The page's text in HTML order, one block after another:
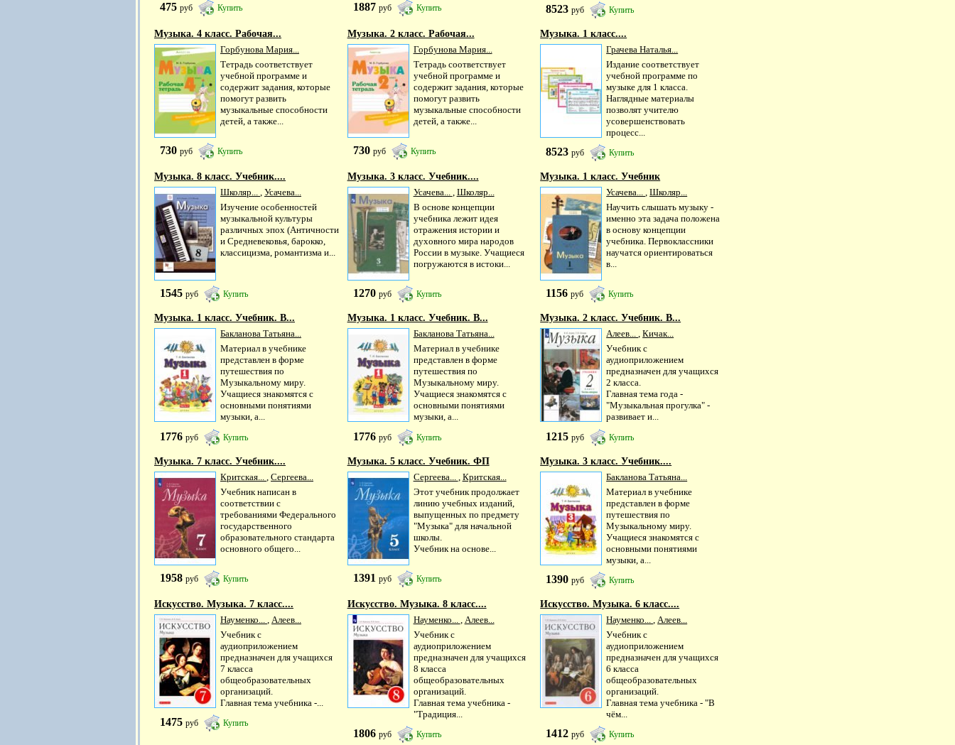
475 руб Купить 1887 руб Купить 8523руб Купить
Музыка. 4 класс. Рабочая...
Горбунова Мария...
Тетрадь соответствует
учебной программе и
содержит задания, которые
помогут развить
музыкальные способности
детей, а также...
730 руб Купить
Музыка. 2 класс. Рабочая...
Горбунова Мария...
Тетрадь соответствует
учебной программе и
содержит задания, которые
помогут развить
музыкальные способности
детей, а также...
730 руб Купить
Музыка. 1 класс....
Грачева Наталья...
Издание соответствует
учебной программе по
музыке для 1 класса.
Наглядные материалы
позволят учителю
усовершенствовать
процесс...
8523руб Купить
Музыка. 8 класс. Учебник....
Школяр... , Усачева...
Изучение особенностей
музыкальной культуры
различных эпох (Античности
и Средневековья, барокко,
классицизма, романтизма и...
1545 руб Купить
Музыка. 3 класс. Учебник....
Усачева... , Школяр...
В основе концепции
учебника лежит идея
отражения истории и
духовного мира народов
России в музыке. Учащиеся
погружаются в истоки...
1270 руб Купить
Музыка. 1 класс. Учебник
Усачева...,Школяр...
Научить слышать музыку -
именно эта задача положена
в основу концепции
учебника. Первоклассники
научатся ориентироваться
в...
1156руб Купить
Музыка. 1 класс. Учебник. В...
Бакланова Татьяна...
Материал в учебнике
представлен в форме
путешествия по
Музыкальному миру.
Учащиеся знакомятся с
основными понятиями
музыки, а...
1776 руб Купить
Музыка. 1 класс. Учебник. В...
Бакланова Татьяна...
Материал в учебнике
представлен в форме
путешествия по
Музыкальному миру.
Учащиеся знакомятся с
основными понятиями
музыки, а...
1776 руб Купить
Музыка. 2 класс. Учебник. В...
Алеев...,Кичак...
Учебник с
аудиоприложением
предназначен для учащихся
2 класса.
Главная тема года -
"Музыкальная прогулка" -
развивает и...
1215руб Купить
Музыка. 7 класс. Учебник....
Критская...
Сергеева...
Учебник написан в
соответствии с
требованиями Федерального
государственного
образовательного стандарта
основного общего...
1958 руб Купить
Музыка. 5 класс. Учебник. ФП
Сергеева...
Критская...
Этот учебник продолжает
линию учебных изданий,
выпущенных по предмету
"Музыка" для начальной
школы.
Учебник на основе...
1391 руб Купить
Музыка. 3 класс. Учебник....
Бакланова Татьяна...
Материал в учебнике
представлен в форме
путешествия по
Музыкальному миру.
Учащиеся знакомятся с
основными понятиями
музыки, а...
1390руб Купить
Искусство. Музыка. 7 класс....
Науменко...
Алеев...
Учебник с
аудиоприложением
предназначен для учащихся
7 класса
общеобразовательных
организаций.
Главная тема учебника -...
1475 руб Купить
Искусство. Музыка. 8 класс....
Науменко...
Алеев...
Учебник с
аудиоприложением
предназначен для учащихся
8 класса
общеобразовательных
организаций.
Главная тема учебника -
"Традиция...
1806 руб Купить
Искусство. Музыка. 6 класс....
Науменко...
Алеев...
Учебник с
аудиоприложением
предназначен для учащихся
6 класса
общеобразовательных
организаций.
Главная тема учебника - "В
чём...
1412руб Купить